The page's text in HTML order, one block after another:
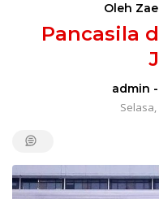
Oleh
Pancasila
admin -
Selasa,